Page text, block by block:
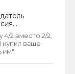
2 вместо 2/2,
купил ваше
им".